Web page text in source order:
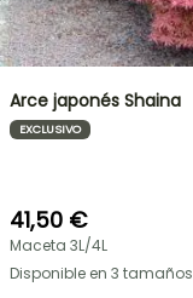
Arce japonés Shaina
EXCLUSIVO
41,50 €
Maceta 3L/4L
Disponible en 3 tamaños